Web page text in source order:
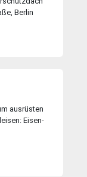
Ber­lin
aus­rüs­ten
Ei­sen­